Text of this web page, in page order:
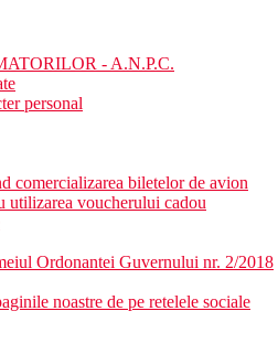
- A.N.P.C.
personal
comercializarea biletelor de avion
utilizarea voucherului cadou
Ordonantei Guvernului nr. 2/2018
noastre de pe retelele sociale